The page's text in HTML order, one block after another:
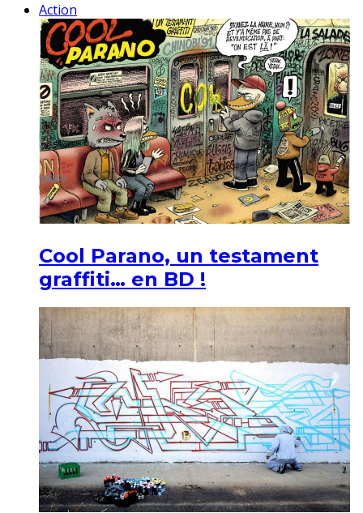
Action
Cool Parano, un testament
graffiti… en BD !